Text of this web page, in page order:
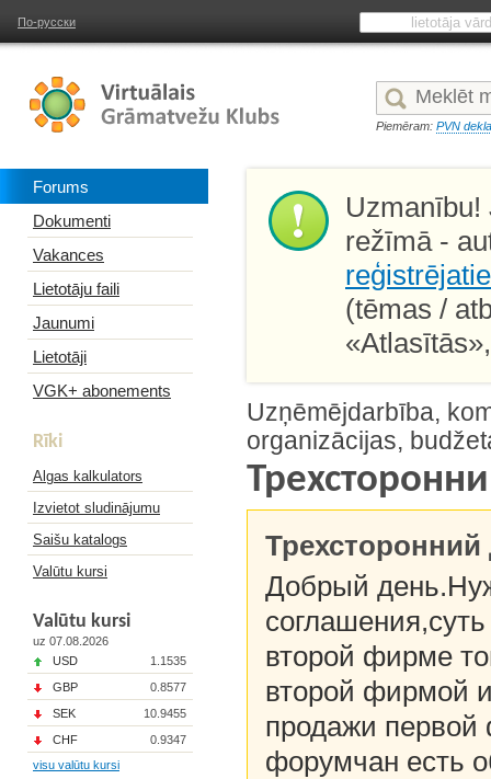
По-русски
Piemēram: PVN
Forums
Dokumenti
Vakances
Lietotāju faili
Jaunumi
Lietotāji
VGK+ abonements
Rīki
Algas kalkulators
Izvietot sludinājumu
Saišu katalogs
Valūtu kursi
Valūtu kursi
uz 07.08.2026
USD
1.1535
GBP
0.8577
SEK
10.9455
CHF
0.9347
visu valūtu kursi
Uzmanību!
režīmā -
(tēmas /
Uzņēmējdarbība,
organizācijas,
Добрый
второй фирме
второй фирмой
продажи
форумчан есть